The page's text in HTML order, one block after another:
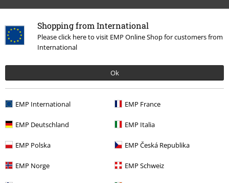
Shopping from International
Please click here to visit EMP Online Shop for customers from
International
Ok
EMP International EMP France
EMP Deutschland EMP Italia
EMP Polska EMP Česká Republika
EMP Norge EMP Schweiz
Ultimi articoli visualizzati